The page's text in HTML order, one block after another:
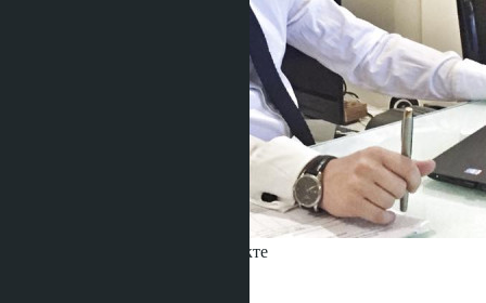
Получить информацию об объекте